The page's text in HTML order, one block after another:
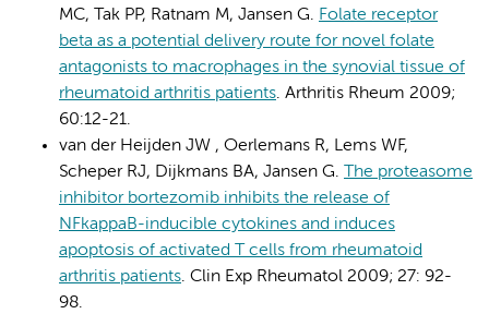
MC, Tak PP, Ratnam M, Jansen G. Folate receptor
beta as a potential delivery route for novel folate
antagonists to macrophages in the synovial tissue of
rheumatoid arthritis patients. Arthritis Rheum 2009;
60:12-21.
van der Heijden JW , Oerlemans R, Lems WF,
Scheper RJ, Dijkmans BA, Jansen G. The proteasome
inhibitor bortezomib inhibits the release of
NFkappaB-inducible cytokines and induces
apoptosis of activated T cells from rheumatoid
arthritis patients. Clin Exp Rheumatol 2009; 27: 92-
98.